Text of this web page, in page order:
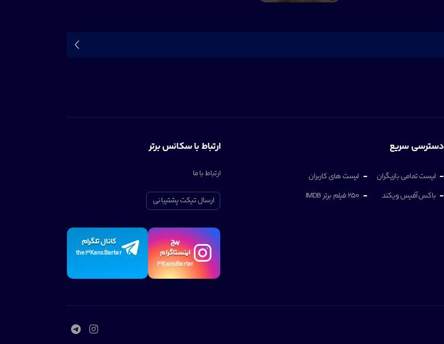
دسترسی سریع
لیست تمامی بازیگران
لیست های کاربران
باکس آفیس ویکند
250 فیلم برتر IMDB
ارتباط با سکانس برتر
ارتباط با ما
ارسال تیکت پشتیبانی
پیچ
اینستاگرام
3KansBartar
کانال تلگرام
the3KansBartar